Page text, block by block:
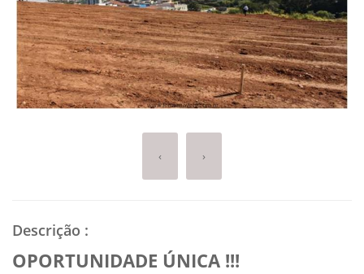
‹ ›
Descrição :
OPORTUNIDADE ÚNICA !!!